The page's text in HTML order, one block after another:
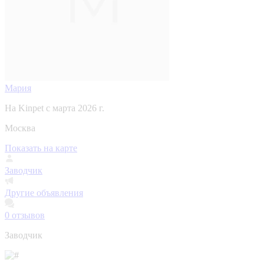
Мария
На Kinpet c марта 2026 г.
Москва
Показать на карте
Заводчик
Другие объявления
0 отзывов
Заводчик